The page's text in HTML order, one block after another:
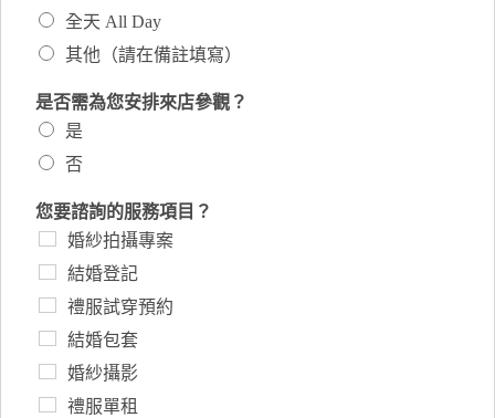
全天 All Day
其他（請在備註填寫）
是否需為您安排來店參觀？
是
否
您要諮詢的服務項目？
婚紗拍攝專案
結婚登記
禮服試穿預約
結婚包套
婚紗攝影
禮服單租